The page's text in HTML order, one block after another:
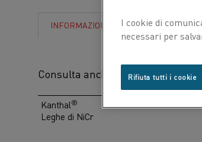
INFORMAZIONI
Consulta anche l' elenco
Kanthal®
Leghe di NiCr
I cookie di
necessari per
Rifiuta tutti i cookie